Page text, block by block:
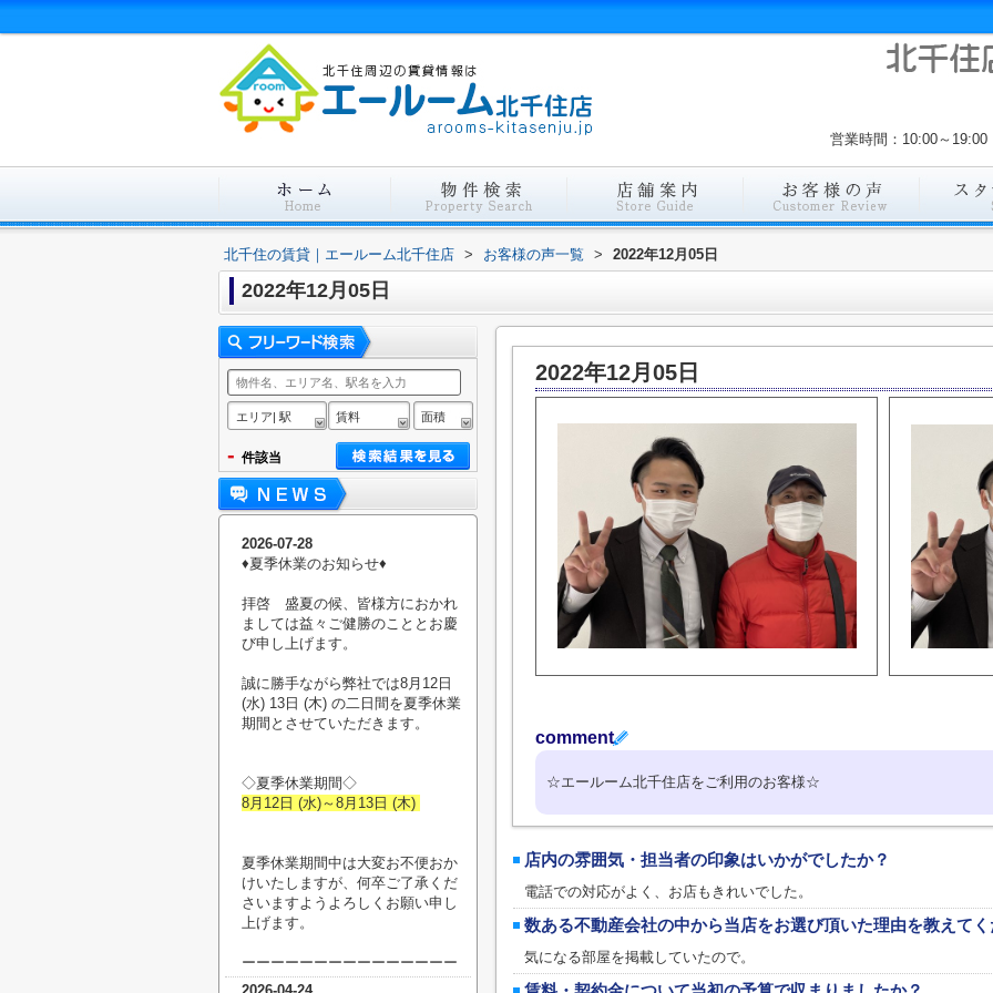
営業時間：10:00～
北千住の賃貸｜エールーム北千住店 > お客様の声一覧 > 2022年12月05日
2022年12月05日
2022年12月05日
comment
☆エールーム北千住店をご利用のお客様☆
店内の雰囲気・担当者の印象はいかがでしたか？
電話での対応がよく、お店もきれいでした。
数ある不動産会社の中から当店をお選び頂いた理由を教えて
気になる部屋を掲載していたので。
エリア| 駅 賃料 面積
- 件該当
2026-07-28
♦︎夏季休業のお知らせ♦︎
拝啓 盛夏の候、皆様方におかれ
ましては益々ご健勝のこととお慶
び申し上げます。
誠に勝手ながら弊社では8月12日
(水) 13日 (木) の二日間を夏季休業
期間とさせていただきます。
◇夏季休業期間◇
8月12日 (水)～8月13日 (木)
夏季休業期間中は大変お不便おか
けいたしますが、何卒ご了承くだ
さいますようよろしくお願い申し
上げます。
ーーーーーーーーーーーーーーー